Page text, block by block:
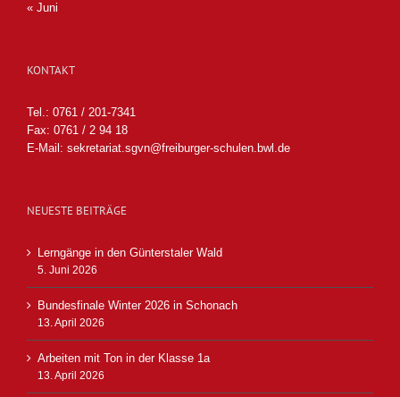
« Juni
KONTAKT
Tel.: 0761 / 201-7341
Fax: 0761 / 2 94 18
E-Mail: sekretariat.sgvn@freiburger-schulen.bwl.de
NEUESTE BEITRÄGE
Lerngänge in den Günterstaler Wald
5. Juni 2026
Bundesfinale Winter 2026 in Schonach
13. April 2026
Arbeiten mit Ton in der Klasse 1a
13. April 2026